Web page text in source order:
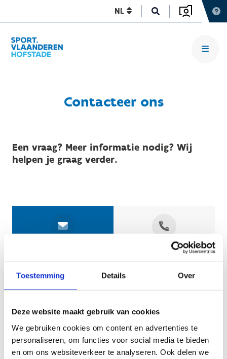
Toestemming Details Over
Deze website maakt gebruik van cookies
We gebruiken cookies om content en advertenties te
personaliseren, om functies voor social media te bieden
en om ons websiteverkeer te analyseren. Ook delen we
NL
Contacteer ons
Een vraag? Meer informatie nodig? Wij
helpen je graag verder.